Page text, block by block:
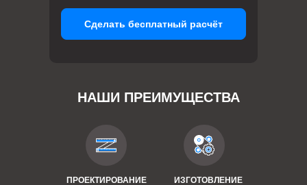
НАШИ ПРЕИМУЩЕСТВА
ПРОЕКТИРОВАНИЕ
ИЗГОТОВЛЕНИЕ
Сделать бесплатный расчёт